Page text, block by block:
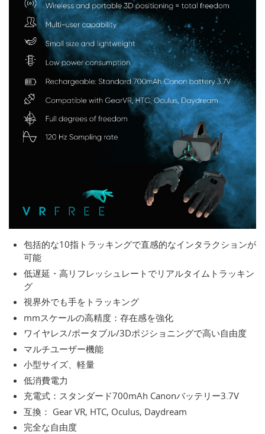
包括的な10指トラッキングで直感的なインタラクションが
可能
低遅延・高リフレッシュレートでリアルタイムトラッキン
グ
視界外でも手をトラッキング
mmスケールの高精度：存在感を強化
ワイヤレス/ポータブル/3Dポジショニングで高い自由度
マルチユーザー機能
小型サイズ、軽量
低消費電力
充電式：スタンダード700mAh Canonバッテリー3.7V
互換： Gear VR, HTC, Oculus, Daydream
完全な自由度